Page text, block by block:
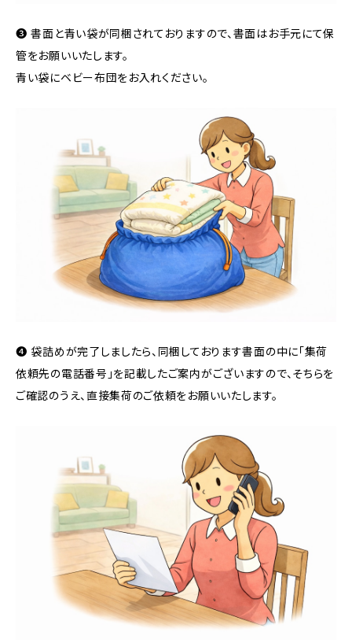
❸ 書面と青い袋が同梱されておりますので、書面はお手元にて保
管をお願いいたします。
青い袋にベビー布団をお入れください。
❹ 袋詰めが完了しましたら、同梱しております書面の中に「集荷
依頼先の電話番号」を記載したご案内がございますので、そちらを
ご確認のうえ、直接集荷のご依頼をお願いいたします。